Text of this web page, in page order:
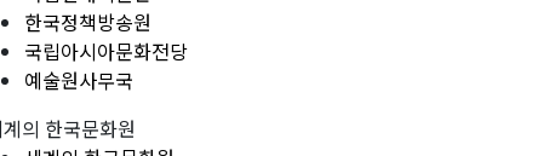
한국정책방송원
국립아시아문화전당
예술원사무국
의 한국문화원